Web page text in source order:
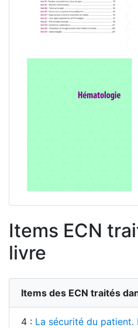
Items ECN
livre
Items des ECN traités
4 : La sécurité du patient.